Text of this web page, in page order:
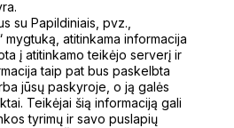
su Papildiniais, pvz.,
mygtuką, atitinkama informacija
į atitinkamo teikėjo serverį ir
taip pat bus paskelbta
jūsų paskyroje, o ją galės
Teikėjai šią informaciją gali
tyrimų ir savo puslapių